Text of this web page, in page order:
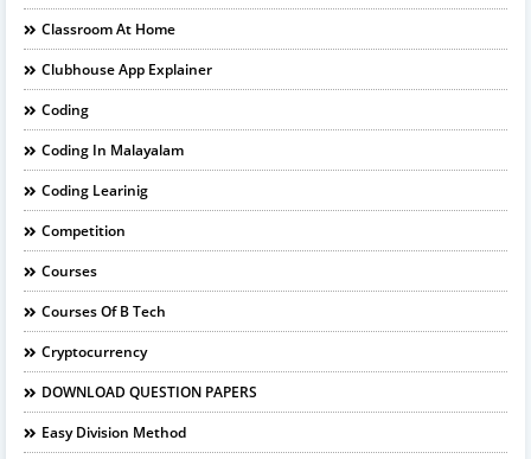
Classroom At Home
Clubhouse App Explainer
Coding
Coding In Malayalam
Coding Learinig
Competition
Courses
Courses Of B Tech
Cryptocurrency
DOWNLOAD QUESTION PAPERS
Easy Division Method